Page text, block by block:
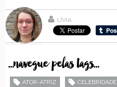
LÍVIA
...navegue pelas tags...
ATOR-ATRIZ CELEBRIDADE